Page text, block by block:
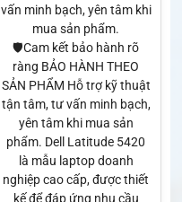
vấn minh bạch, yên tâm khi
mua sản phẩm.
🛡️Cam kết bảo hành rõ
ràng BẢO HÀNH THEO
SẢN PHẨM Hỗ trợ kỹ thuật
tận tâm, tư vấn minh bạch,
yên tâm khi mua sản
phẩm. Dell Latitude 5420
là mẫu laptop doanh
nghiệp cao cấp, được thiết
kế để đáp ứng nhu cầu